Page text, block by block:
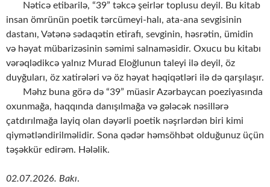
Nəticə etibarilə, “39” təkcə şeirlər toplusu deyil. Bu kitab
insan ömrünün poetik tərcümeyi-halı, ata-ana sevgisinin
dastanı, Vətənə sədaqətin etirafı, sevginin, həsrətin, ümidin
və həyat mübarizəsinin səmimi salnaməsidir. Oxucu bu kitabı
vərəqlədikcə yalnız Murad Eloğlunun taleyi ilə deyil, öz
duyğuları, öz xatirələri və öz həyat həqiqətləri ilə də qarşılaşır.
Məhz buna görə də “39” müasir Azərbaycan poeziyasında
oxunmağa, haqqında danışılmağa və gələcək nəsillərə
çatdırılmağa layiq olan dəyərli poetik nəşrlərdən biri kimi
qiymətləndirilməlidir. Sona qədər həmsöhbət olduğunuz üçün
təşəkkür edirəm. Hələlik.
02.07.2026. Bakı.